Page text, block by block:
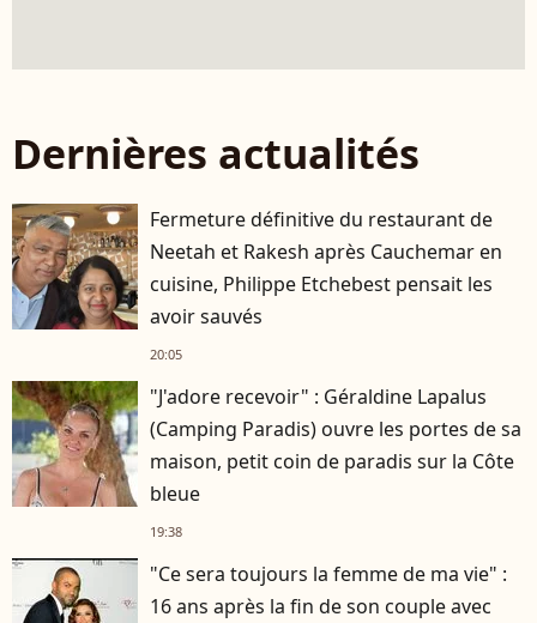
Dernières actualités
Fermeture définitive du restaurant de
Neetah et Rakesh après Cauchemar en
cuisine, Philippe Etchebest pensait les
avoir sauvés
20:05
"J'adore recevoir" : Géraldine Lapalus
(Camping Paradis) ouvre les portes de sa
maison, petit coin de paradis sur la Côte
bleue
19:38
"Ce sera toujours la femme de ma vie" :
16 ans après la fin de son couple avec